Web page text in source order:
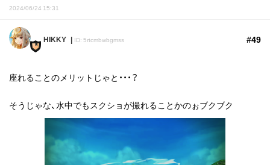
2024/06/24 15:31
HIKKY ID: 5rtcmbwbgmss #49
座れることのメリットじゃと・・・？
そうじゃな、水中でもスクショが撮れることかのぉブクブク